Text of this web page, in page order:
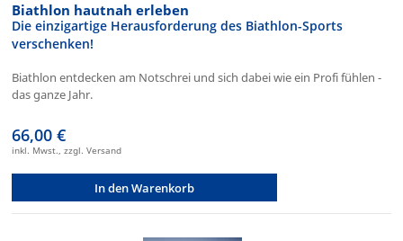
Biathlon hautnah erleben
Die einzigartige Herausforderung des Biathlon-Sports
verschenken!
Biathlon entdecken am Notschrei und sich dabei wie ein Profi fühlen -
das ganze Jahr.
66,00 €
inkl. Mwst., zzgl. Versand
In den Warenkorb